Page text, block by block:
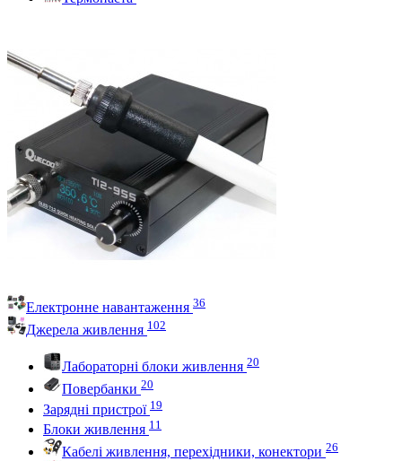
Електронне навантаження 36
Джерела живлення 102
Лабораторні блоки живлення 20
Повербанки 20
Зарядні пристрої 19
Блоки живлення 11
Кабелі живлення, перехідники, конектори 26